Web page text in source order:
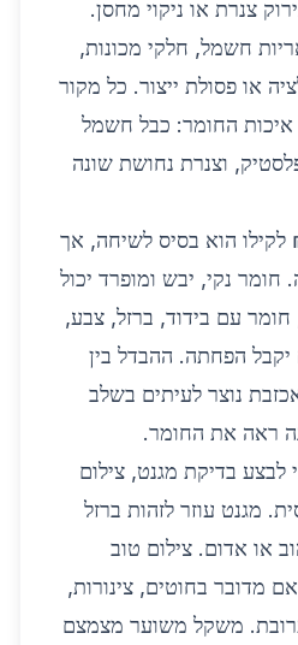
צנרת או ניקוי מחסן.
חשמל, חלקי מכונות,
או פסולת ייצור. כל מקור
החומר: כבל חשמל
וצנרת נחושת שונה
המחיר 17-35 ₪ לקילו הוא בסיס לשיחה, אך
חומר נקי, יבש ומופרד יכול
חומר עם בידוד, ברזל, צבע,
יקבל הפחתה. ההבדל בין
נוצר לעיתים בשלב
ראה את החומר.
לבצע בדיקת מגנט, צילום
מגנט עוזר לזהות ברזל
או אדום. צילום טוב
מדובר בחוטים, צינורות,
משקל משוער מצמצם